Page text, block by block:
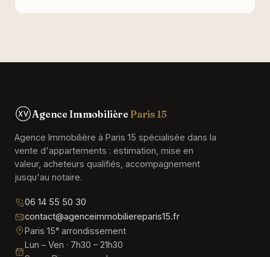
Agence Immobilière Paris 15
Agence Immobilière à Paris 15 spécialisée dans la
vente d'appartements : estimation, mise en
valeur, acheteurs qualifiés, accompagnement
jusqu'au notaire.
06 14 55 50 30
contact@agenceimmobiliereparis15.fr
Paris 15ᵉ arrondissement
Lun – Ven · 7h30 – 21h30